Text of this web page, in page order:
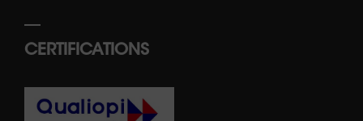
CERTIFICATIONS